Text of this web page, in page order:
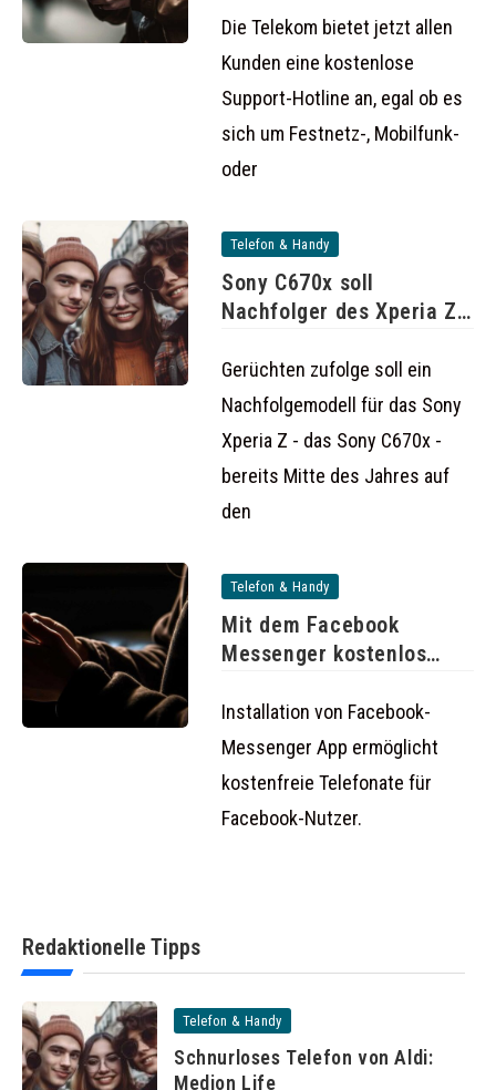
Die Telekom bietet jetzt allen
Kunden eine kostenlose
Support-Hotline an, egal ob es
sich um Festnetz-, Mobilfunk-
oder
Telefon & Handy
Sony C670x soll
Nachfolger des Xperia Z
Gerüchten zufolge soll ein
Nachfolgemodell für das Sony
Xperia Z - das Sony C670x -
bereits Mitte des Jahres auf
den
Telefon & Handy
Mit dem Facebook
Messenger kostenlos
Installation von Facebook-
Messenger App ermöglicht
kostenfreie Telefonate für
Facebook-Nutzer.
Redaktionelle Tipps
Telefon & Handy
Schnurloses Telefon von Aldi:
Medion Life